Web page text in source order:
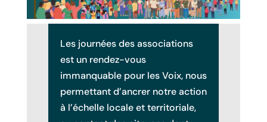
Les journées des associations
est un rendez-vous
immanquable pour les Voix, nous
permettant d’ancrer notre action
à l’échelle locale et territoriale,